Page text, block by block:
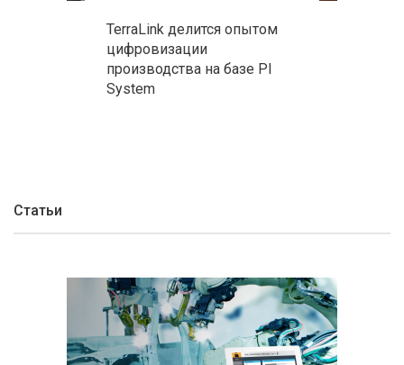
TerraLink делится опытом
цифровизации
производства на базе PI
System
Статьи